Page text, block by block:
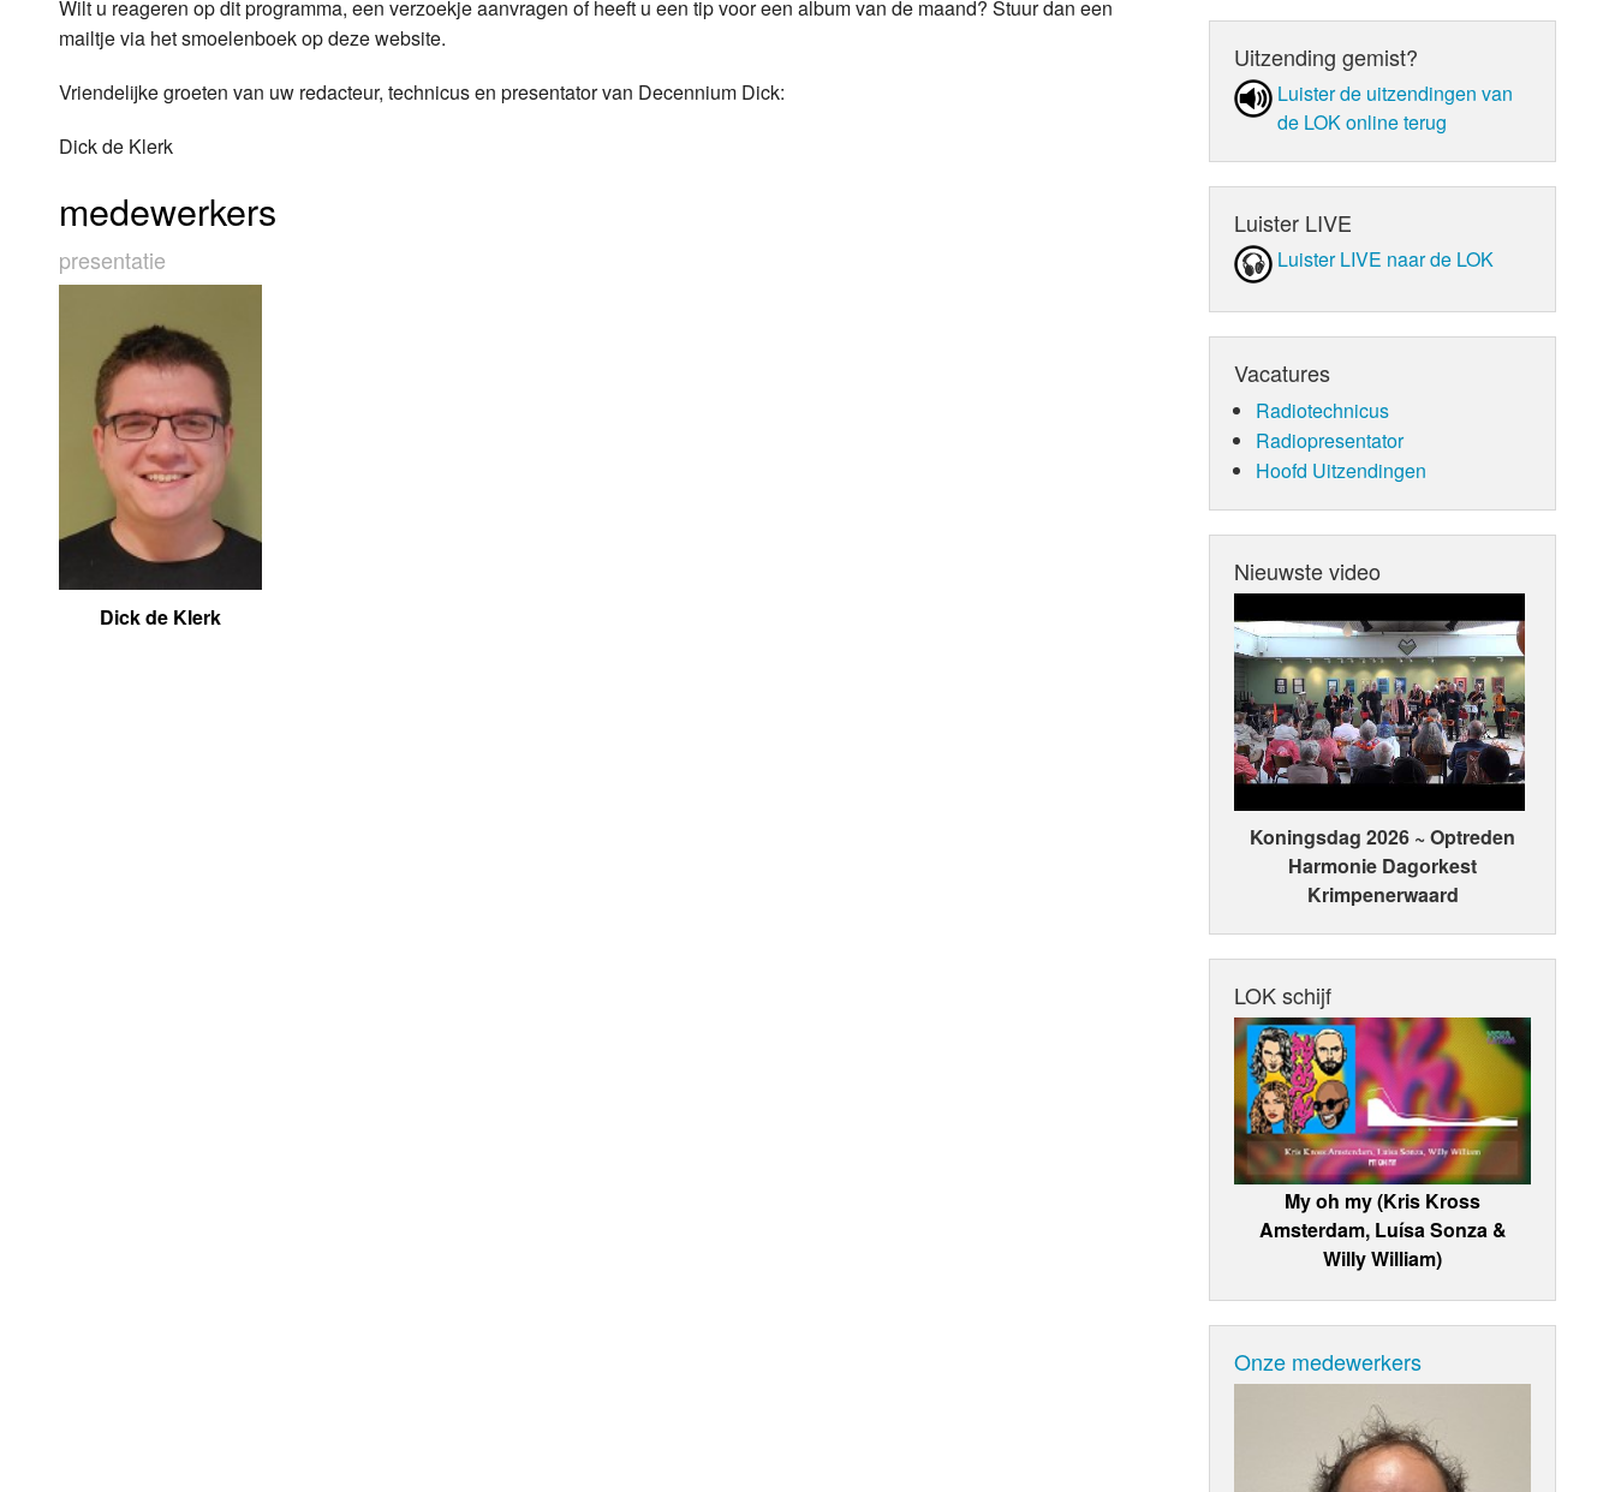
Wilt u reageren op dit programma, een verzoekje aanvragen of heeft u een tip voor een album van de maand? Stuur dan een
mailtje via het smoelenboek op deze website.
Vriendelijke groeten van uw redacteur, technicus en presentator van Decennium Dick:
Dick de Klerk
medewerkers
presentatie
Dick de Klerk
Uitzending gemist?
Luister de uit­zen­din­gen van
de LOK online terug
Luister LIVE
Luister LIVE naar de LOK
Vacatures
Radiotechnicus
Radiopresentator
Hoofd Uitzendingen
Nieuwste video
Koningsdag 2026 ~ Optreden
Harmonie Dagorkest
Krimpenerwaard
LOK schijf
My oh my (Kris Kross
Amsterdam, Luísa Sonza &
Willy William)
Onze medewerkers